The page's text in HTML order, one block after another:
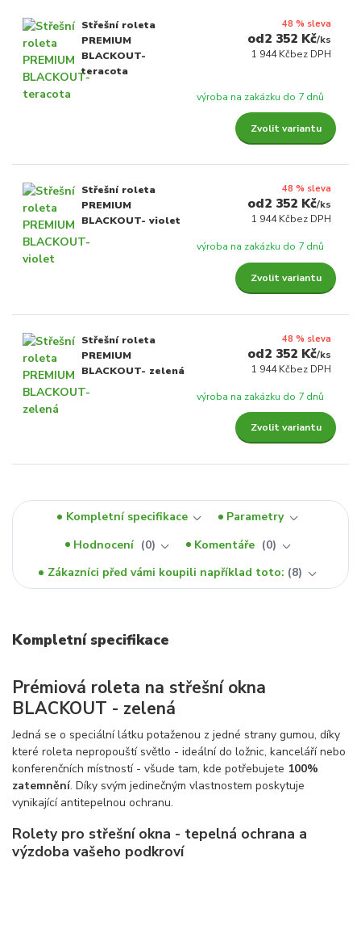
Střešní roleta
PREMIUM
BLACKOUT-
teracota
48 % sleva
2 352 Kč/ks
1 944 Kčbez DPH
výroba na zakázku do 7 dnů
Zvolit variantu
Střešní roleta
PREMIUM
BLACKOUT- violet
48 % sleva
2 352 Kč/ks
1 944 Kčbez DPH
výroba na zakázku do 7 dnů
Zvolit variantu
Střešní roleta
PREMIUM
BLACKOUT- zelená
48 % sleva
2 352 Kč/ks
1 944 Kčbez DPH
výroba na zakázku do 7 dnů
Zvolit variantu
Kompletní specifikace
Parametry
Hodnocení
0 Komentáře
0
Zákazníci před vámi koupili například toto: 8
Kompletní specifikace
Prémiová roleta na střešní okna
BLACKOUT - zelená
Jedná se o speciální látku potaženou z jedné strany gumou, díky
které roleta nepropouští světlo - ideální do ložnic, kanceláří nebo
konferenčních místností - všude tam, kde potřebujete 100%
zatemnění. Díky svým jedinečným vlastnostem poskytuje
vynikající antitepelnou ochranu.
Rolety pro střešní okna - tepelná ochrana a
výzdoba vašeho podkroví